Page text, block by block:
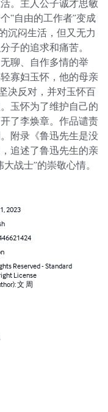
。主人公子诚才思敏
“自由的工作者”变成
沉闷生活，但又无力
子的追求和痛苦。
聊、自作多情的举
寡妇玉怀，他的母亲
决反对，并对玉怀百
玉怀为了维护自己的
了李焕章。作品谴责
附录《鲁迅先生是没
追述了鲁迅先生的亲
战士”的崇敬心情。
2023
Reserved - Standard
License
文 周